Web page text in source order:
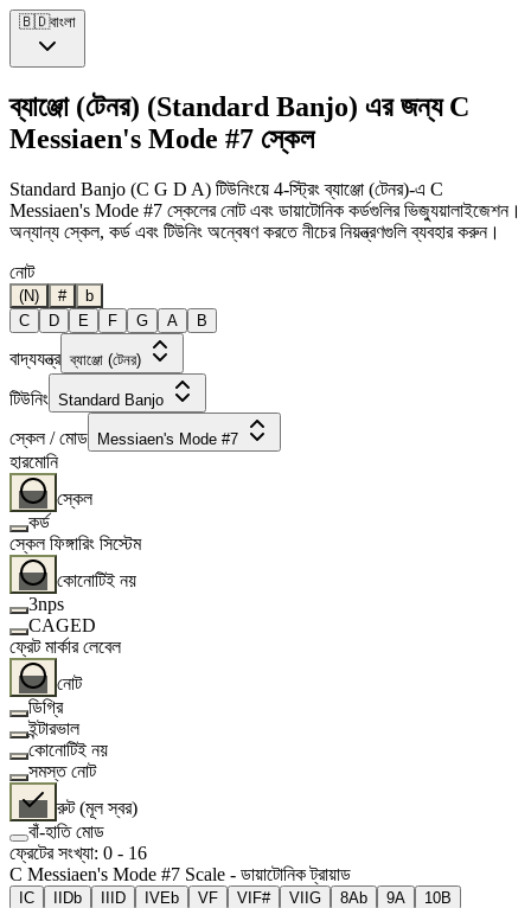
🇧🇩বাংলা
ব্যাঞ্জো (টেনর) (Standard Banjo) এর জন্য C
Messiaen's Mode #7 স্কেল
Standard Banjo (C G D A) টিউনিংয়ে 4-স্ট্রিং ব্যাঞ্জো (টেনর)-এ C
Messiaen's Mode #7 স্কেলের নোট এবং ডায়াটোনিক কর্ডগুলির ভিজ্যুয়ালাইজেশন।
অন্যান্য স্কেল, কর্ড এবং টিউনিং অন্বেষণ করতে নীচের নিয়ন্ত্রণগুলি ব্যবহার করুন।
নোট
(N) #
b
C
D E F G A B
বাদ্যযন্ত্র ব্যাঞ্জো (টেনর)
টিউনিং Standard Banjo
স্কেল / মোড Messiaen's Mode #7
হারমোনি
স্কেল
কর্ড
স্কেল ফিঙ্গারিং সিস্টেম
কোনোটিই নয়
3nps
CAGED
ফ্রেট মার্কার লেবেল
নোট
ডিগ্রি
ইন্টারভাল
কোনোটিই নয়
সমস্ত নোট
রুট (মূল স্বর)
বাঁ-হাতি মোড
ফ্রেটের সংখ্যা: 0 - 16
C Messiaen's Mode #7 Scale - ডায়াটোনিক ট্রায়াড
C Db D IVEb VF VI F# VII G 8Ab 9A 10B